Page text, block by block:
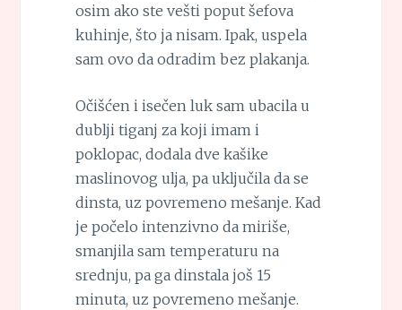
osim ako ste vešti poput šefova
kuhinje, što ja nisam. Ipak, uspela
sam ovo da odradim bez plakanja.
Očišćen i isečen luk sam ubacila u
dublji tiganj za koji imam i
poklopac, dodala dve kašike
maslinovog ulja, pa uključila da se
dinsta, uz povremeno mešanje. Kad
je počelo intenzivno da miriše,
smanjila sam temperaturu na
srednju, pa ga dinstala još 15
minuta, uz povremeno mešanje.